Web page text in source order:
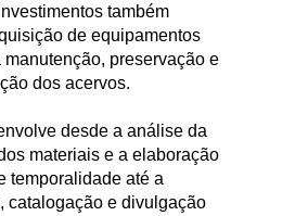
também
de equipamentos
preservação e
dos acervos.
desde a análise da
materiais e a elaboração
temporalidade até a
catalogação e divulgação